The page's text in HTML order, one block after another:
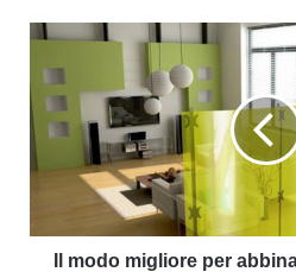
Il modo migliore per